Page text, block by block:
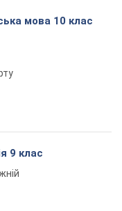
мова 10 клас
9 клас